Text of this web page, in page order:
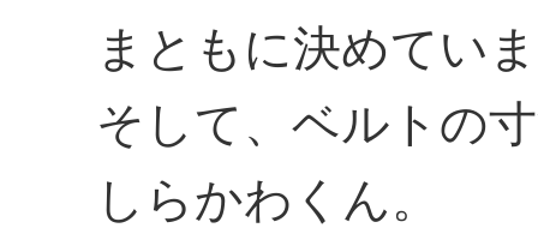
まともに決めてい
そして、ベルトの
しらかわくん。